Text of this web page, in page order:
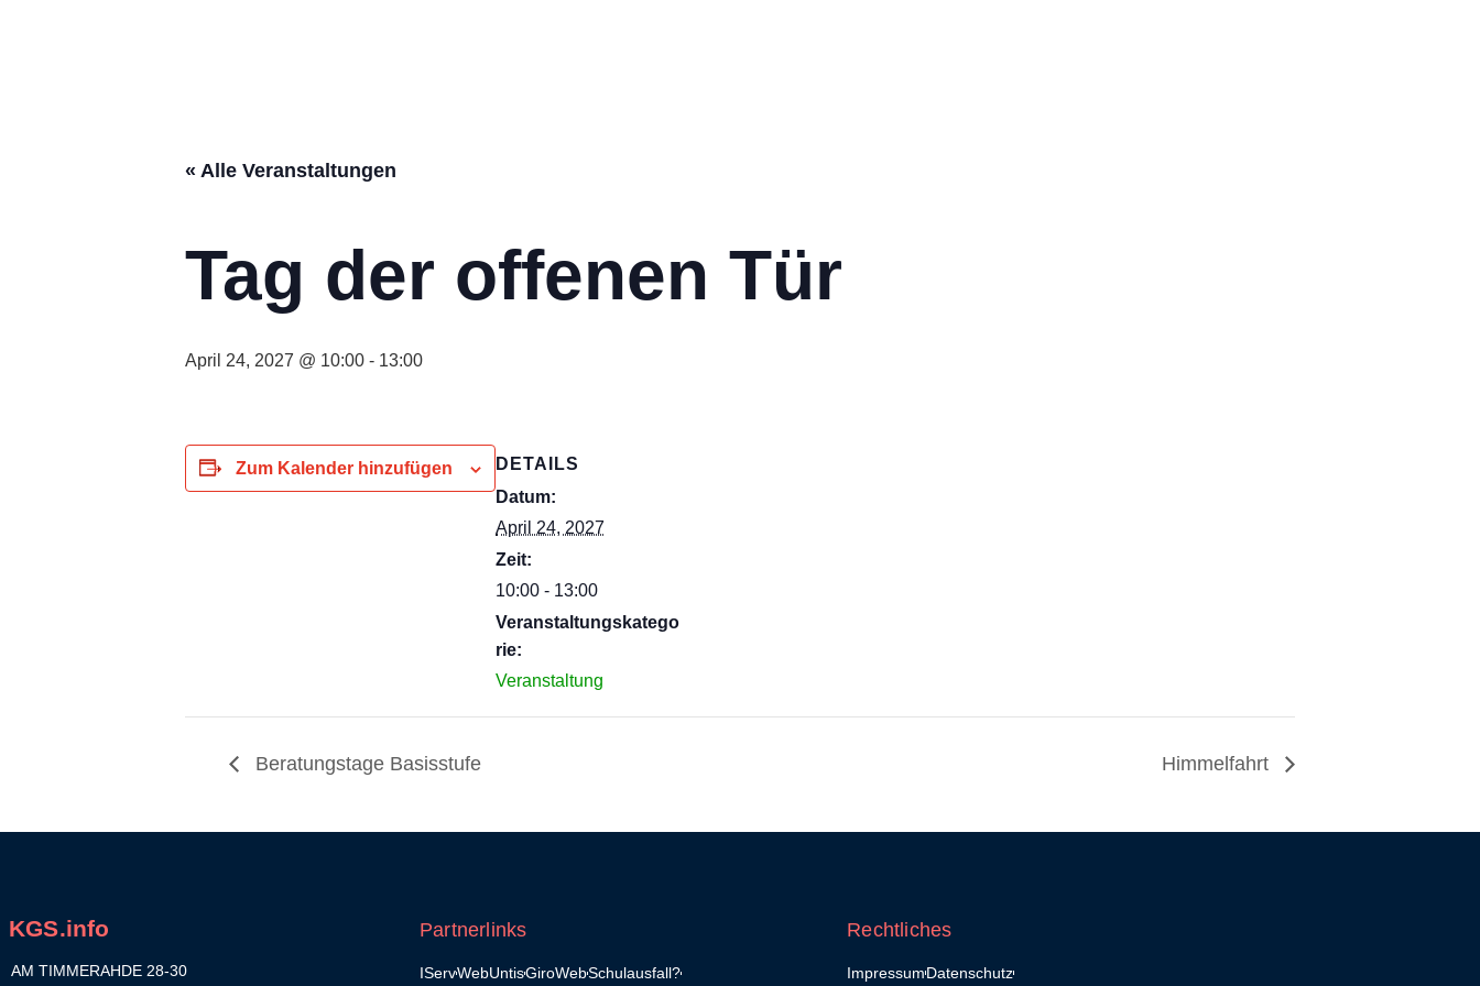
« Alle Veranstaltungen
Tag der offenen Tür
April 24, 2027 @ 10:00 - 13:00
Zum Kalender hinzufügen
DETAILS
Datum:
April 24, 2027
Zeit:
10:00 - 13:00
Veranstaltungskatego
rie:
Veranstaltung
Beratungstage Basisstufe Himmelfahrt
KGS.info
AM TIMMERAHDE 28-30
Partnerlinks
IServWebUntisGiroWebSchulausfall?
Rechtliches
ImpressumDatenschutz